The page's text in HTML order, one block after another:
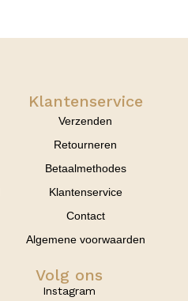
Klantenservice
Verzenden
Retourneren
Betaalmethodes
Klantenservice
Contact
Algemene voorwaarden
Volg ons
Instagram